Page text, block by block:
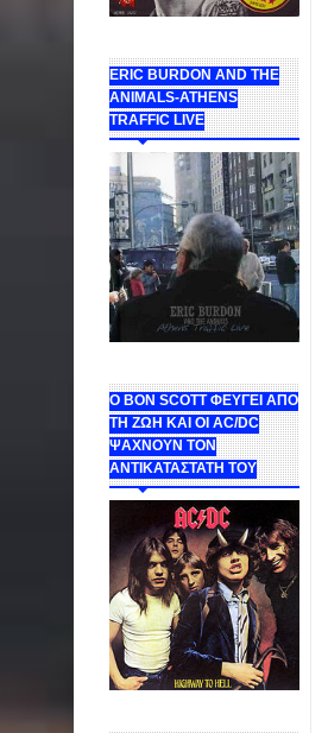
ERIC BURDON AND THE
ANIMALS-ATHENS
TRAFFIC LIVE
Ο BON SCOTT ΦΕΥΓΕΙ ΑΠΟ
ΤΗ ΖΩΗ ΚΑΙ ΟΙ AC/DC
ΨΑΧΝΟΥΝ ΤΟΝ
ΑΝΤΙΚΑΤΑΣΤΑΤΗ ΤΟΥ